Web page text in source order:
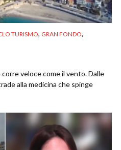
TURISMO, GRAN FONDO,
veloce come il vento. Dalle
alla medicina che spinge